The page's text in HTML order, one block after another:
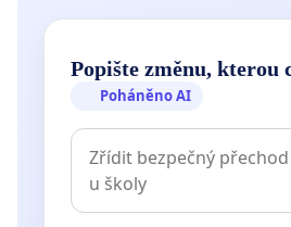
Popište změnu, kterou
Poháněno AI